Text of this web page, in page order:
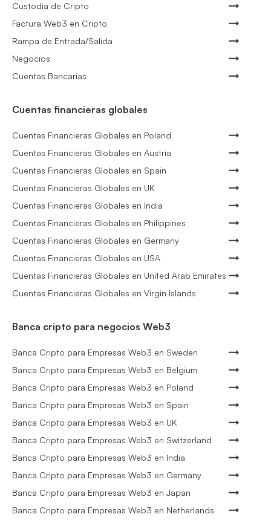
Custodia de Cripto
Factura Web3 en Cripto
Rampa de Entrada/Salida
Negocios
Cuentas Bancarias
Cuentas financieras globales
Cuentas Financieras Globales en Poland
Cuentas Financieras Globales en Austria
Cuentas Financieras Globales en Spain
Cuentas Financieras Globales en UK
Cuentas Financieras Globales en India
Cuentas Financieras Globales en Philippines
Cuentas Financieras Globales en Germany
Cuentas Financieras Globales en USA
Cuentas Financieras Globales en United Arab Emirates
Cuentas Financieras Globales en Virgin Islands
Banca cripto para negocios Web3
Banca Cripto para Empresas Web3 en Sweden
Banca Cripto para Empresas Web3 en Belgium
Banca Cripto para Empresas Web3 en Poland
Banca Cripto para Empresas Web3 en Spain
Banca Cripto para Empresas Web3 en UK
Banca Cripto para Empresas Web3 en Switzerland
Banca Cripto para Empresas Web3 en India
Banca Cripto para Empresas Web3 en Germany
Banca Cripto para Empresas Web3 en Japan
Banca Cripto para Empresas Web3 en Netherlands